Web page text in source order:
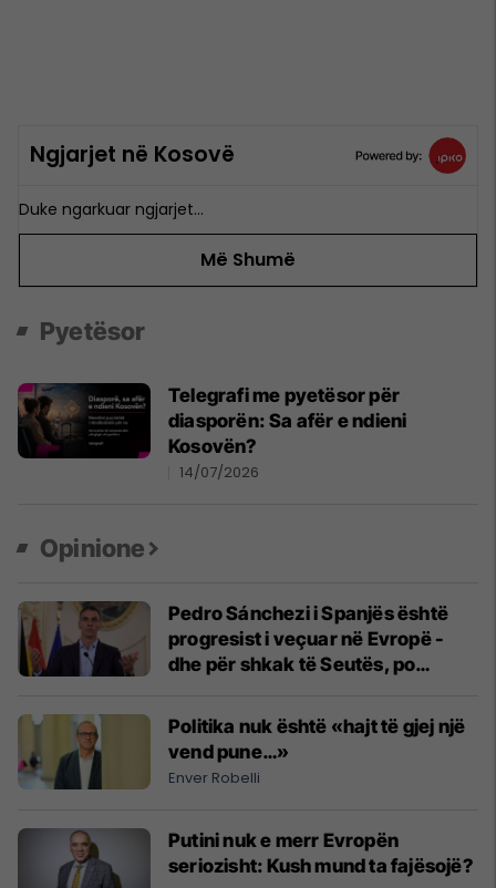
Ngjarjet në Kosovë
Duke ngarkuar ngjarjet…
Më Shumë
Pyetësor
Telegrafi me pyetësor për
diasporën: Sa afër e ndieni
Kosovën?
14/07/2026
Opinione
Pedro Sánchezi i Spanjës është
progresist i veçuar në Evropë -
dhe për shkak të Seutës, po
Politika nuk është «hajt të gjej një
vend pune…»
Enver Robelli
Putini nuk e merr Evropën
seriozisht: Kush mund ta fajësojë?